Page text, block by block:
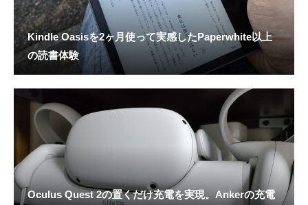
Kindle Oasisを2ヶ月使って実感したPaperwhite以上
の読書体験
Oculus Quest 2の置くだけ充電を実現。Ankerの充電